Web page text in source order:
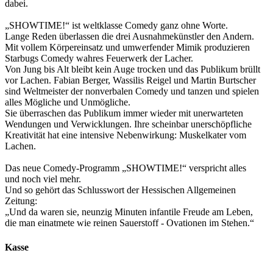
dabei.
„SHOWTIME!“ ist weltklasse Comedy ganz ohne Worte.
Lange Reden überlassen die drei Ausnahmekünstler den Andern.
Mit vollem Körpereinsatz und umwerfender Mimik produzieren
Starbugs Comedy wahres Feuerwerk der Lacher.
Von Jung bis Alt bleibt kein Auge trocken und das Publikum brüllt
vor Lachen. Fabian Berger, Wassilis Reigel und Martin Burtscher
sind Weltmeister der nonverbalen Comedy und tanzen und spielen
alles Mögliche und Unmögliche.
Sie überraschen das Publikum immer wieder mit unerwarteten
Wendungen und Verwicklungen. Ihre scheinbar unerschöpfliche
Kreativität hat eine intensive Nebenwirkung: Muskelkater vom
Lachen.
Das neue Comedy-Programm „SHOWTIME!“ verspricht alles
und noch viel mehr.
Und so gehört das Schlusswort der Hessischen Allgemeinen
Zeitung:
„Und da waren sie, neunzig Minuten infantile Freude am Leben,
die man einatmete wie reinen Sauerstoff - Ovationen im Stehen.“
Kasse